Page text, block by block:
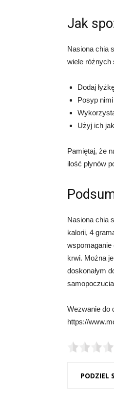
Jak
Nasiona chia
wiele różnych
Dodaj
Posyp
Użyj ich
Pamiętaj, że
ilość płynów
Nasiona chia
kalorii, 4
wspomaganie
krwi. Można
doskonałym
Wezwanie do
https://
PODZIEL